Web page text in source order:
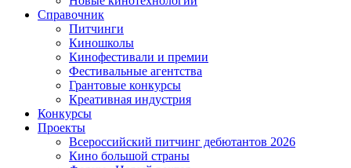
Справочник
Питчинги
Киношколы
Кинофестивали и премии
Фестивальные агентства
Грантовые конкурсы
Креативная индустрия
Конкурсы
Проекты
Всероссийский питчинг дебютантов 2026
Кино большой страны